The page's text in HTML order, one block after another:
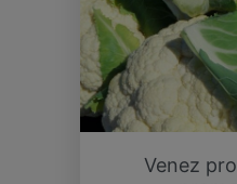
Venez